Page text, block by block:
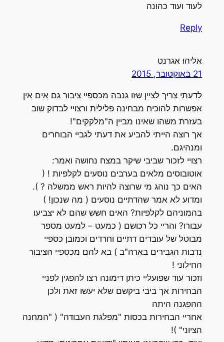
לעוד ועוד כהונה
Reply
אליהו אגרנט
21 באוקטובר, 2015
לדעתי צריך לציין שזו גנבה מכספיי ציבור גם אים אין
אפשרות להוכיח מבחינה פלילית ורצויי לבדוק שוב
בעזרת משהו שאינו מביין ה"מלקקים"!
אך רוצה הייתי להביע את דעתי לגביי הבוחרים
ומנהיגם.
רצויי לזכור שביבי שיקר במצח נחושה ואמר:
אוטובוסים מלאים בערבים נוסעים לקלפיות ! (
האים כך נוהג מי שרוצה להיות ראש ממשלה ? ).
ומדוע לא אמר שהדתיים נוסעים ( מה שנכון! )
בהמוניהם לקלפיות? האים חשש שהם לא יצביעו
עבורו? והריי כל רכושם ( כמעט – למעט מספר
מבוטל של עובדים דתיים וחרדים וכמובן כספיי
נדבות הגבירים בארה"ב ) בא להם מכספיי הציבור
החילוני !
וזכור עוד שפועליי כיתן דימונה רצו להפגין לפניי
הבחירות אך ביבי ביקשם שלא יעשו זאת ולכן
ההפגנה היתה
אחריי הבחירות בכסות "מפלגת העבודה" ( "המחנה
הציוני" )!